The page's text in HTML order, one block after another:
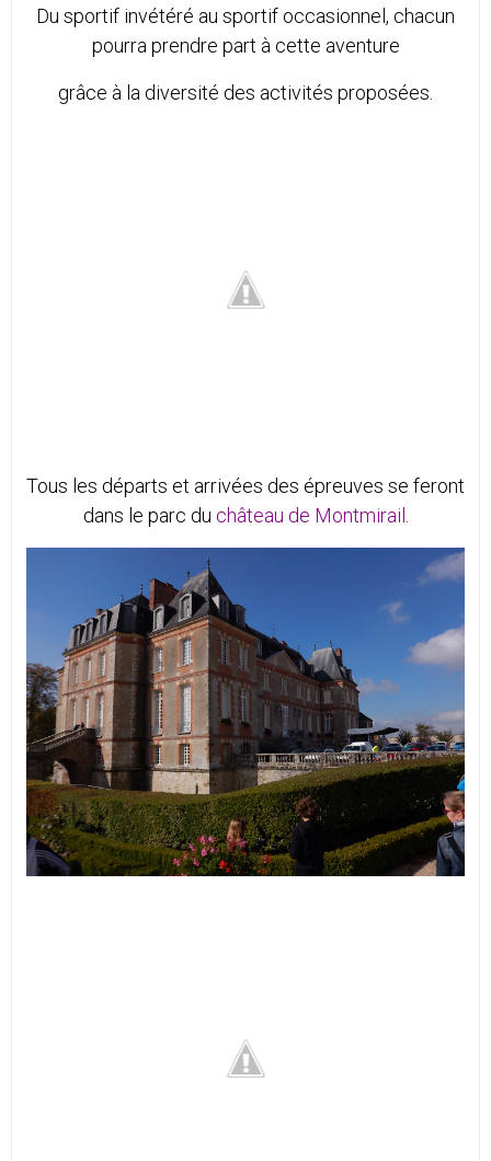
Du sportif invétéré au sportif occasionnel, chacun
pourra prendre part à cette aventure
grâce à la diversité des activités proposées.
Tous les départs et arrivées des épreuves se feront
dans le parc du château de Montmirail.